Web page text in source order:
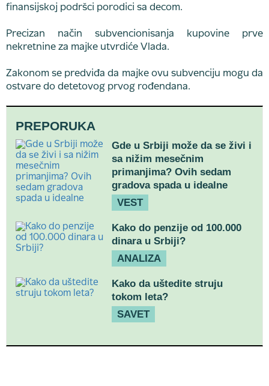
finansijskoj podršci porodici sa decom.
Precizan način subvencionisanja kupovine prve
nekretnine za majke utvrdiće Vlada.
Zakonom se predviđa da majke ovu subvenciju mogu da
ostvare do detetovog prvog rođendana.
PREPORUKA
Gde u Srbiji može da se živi i
sa nižim mesečnim
primanjima? Ovih sedam
gradova spada u idealne
VEST
Kako do penzije od 100.000
dinara u Srbiji?
ANALIZA
Kako da uštedite struju
tokom leta?
SAVET